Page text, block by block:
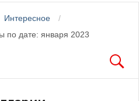
Интересное
по дате: января 2023